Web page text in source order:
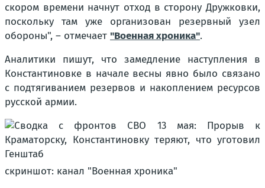
скором времени начнут отход в сторону Дружковки,
поскольку там уже организован резервный узел
обороны", – отмечает "Военная хроника".
Аналитики пишут, что замедление наступления в
Константиновке в начале весны явно было связано
с подтягиванием резервов и накоплением ресурсов
русской армии.
скриншот: канал "Военная хроника"